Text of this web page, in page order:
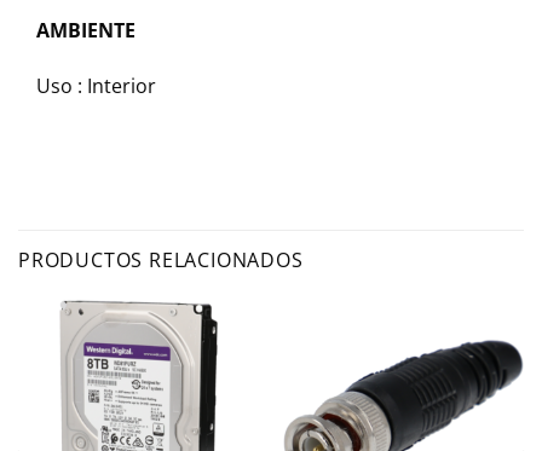
AMBIENTE
Uso : Interior
PRODUCTOS RELACIONADOS